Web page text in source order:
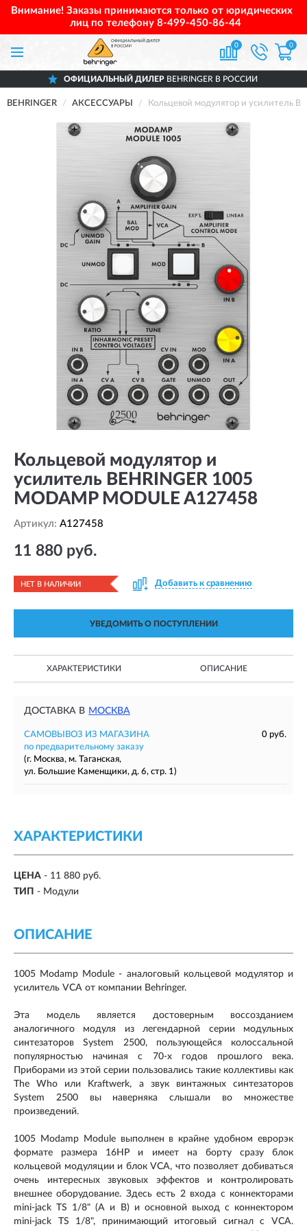
Внимание! Заказы принимаются только от юридических
лиц по телефону 8-499-450-86-44
0 0
ОФИЦИАЛЬНЫЙ ДИЛЕР BEHRINGER В РОССИИ
BEHRINGER АКСЕССУАРЫ Кольцевой модулятор и усилитель
Кольцевой модулятор и
усилитель BEHRINGER 1005
MODAMP MODULE A127458
Артикул: A127458
11 880 руб.
НЕТ В НАЛИЧИИ Добавить к сравнению
УВЕДОМИТЬ О ПОСТУПЛЕНИИ
ХАРАКТЕРИСТИКИ ОПИСАНИЕ
ДОСТАВКА В МОСКВА
САМОВЫВОЗ ИЗ МАГАЗИНА
0 руб.
по предварительному заказу
(г. Москва, м. Таганская,
ул. Большие Каменщики, д. 6, стр. 1)
ХАРАКТЕРИСТИКИ
ЦЕНА - 11 880 руб.
ТИП - Модули
ОПИСАНИЕ
1005 Modamp Module - аналоговый кольцевой модулятор и
усилитель VCA от компании Behringer.
Эта модель является достоверным воссозданием
аналогичного модуля из легендарной серии модульных
синтезаторов System 2500, пользующейся колоссальной
популярностью начиная с 70-х годов прошлого века.
Приборами из этой серии пользовались такие коллективы как
The Who или Kraftwerk, а звук винтажных синтезаторов
System 2500 вы наверняка слышали во множестве
произведений.
1005 Modamp Module выполнен в крайне удобном еврорэк
формате размера 16HP и имеет на борту сразу блок
кольцевой модуляции и блок VCA, что позволяет добиваться
очень интересных звуковых эффектов и контролировать
внешнее оборудование. Здесь есть 2 входа с коннекторами
mini-jack TS 1/8" (A и B) и основной выход с коннектором
mini-jack TS 1/8", принимающий итоговый сигнал с VCA.